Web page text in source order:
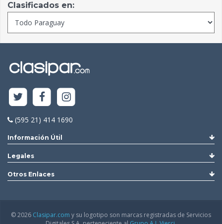
Clasificados en:
(595 21) 414 1690
Información Útil
Legales
Otros Enlaces
© 2026 Clasipar.com y su logotipo son marcas registradas de Servicios